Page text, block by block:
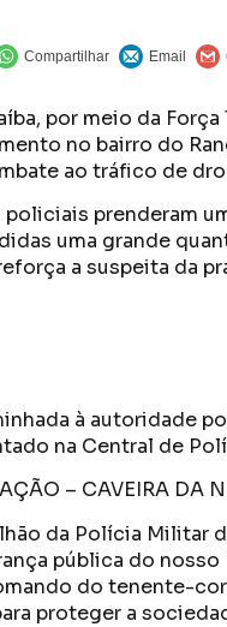
por meio da
no bairro do
ao tráfico de
policiais prenderam
uma grande
a suspeita da
à autoridade
na Central de
– CAVEIRA DA
da Polícia Militar
pública do
do tenente-
proteger a